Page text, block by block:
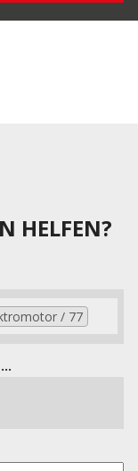
HELFEN?
/ 77